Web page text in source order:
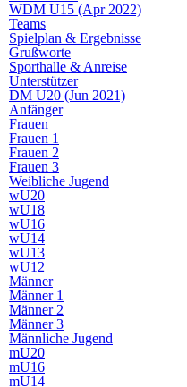
WDM U15 (Apr 2022)
Teams
Spielplan & Ergebnisse
Grußworte
Sporthalle & Anreise
Unterstützer
DM U20 (Jun 2021)
Anfänger
Frauen
Frauen 1
Frauen 2
Frauen 3
Weibliche Jugend
wU20
wU18
wU16
wU14
wU13
wU12
Männer
Männer 1
Männer 2
Männer 3
Männliche Jugend
mU20
mU16
mU14